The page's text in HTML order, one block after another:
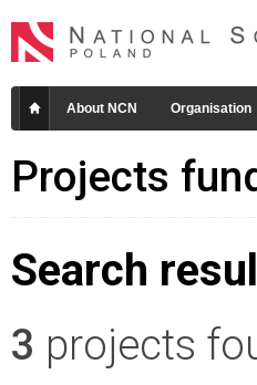
About NCN Organisation
Projects
Search
3 projects